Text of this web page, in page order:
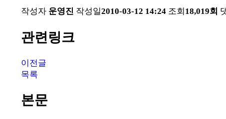
작성자 운영진 작성일2010-03-12 14:24 조회 18,019회
관련링크
이전글
목록
본문